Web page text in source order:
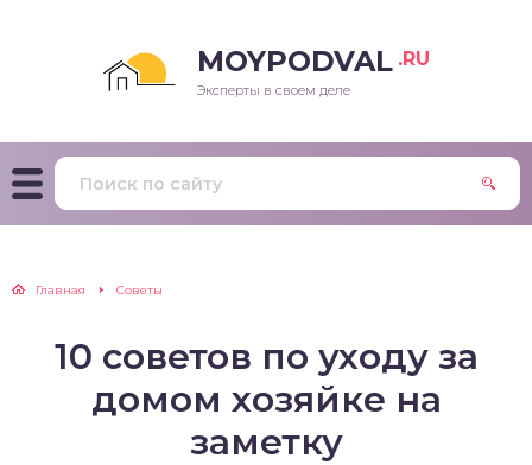
MOYPODVAL .RU
Эксперты в своем деле
Главная Советы
10 советов по уходу за
домом хозяйке на
заметку